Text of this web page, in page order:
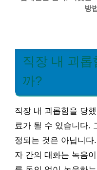
방
직장 내 괴롭
까?
직장 내 괴롭힘을 당
료가 될 수 있습니다.
정되는 것은 아닙니
자 간의 대화는 녹음